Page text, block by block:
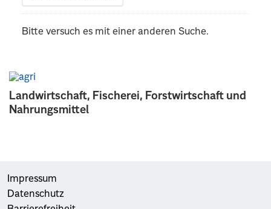
Landwirtschaft, Fischerei, Forstwirtschaft und
Nahrungsmittel
Bitte versuch es mit einer anderen Suche.
Impressum
Datenschutz